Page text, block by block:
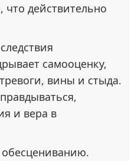
что действительно
самооценку,
вины и стыда.
и вера в